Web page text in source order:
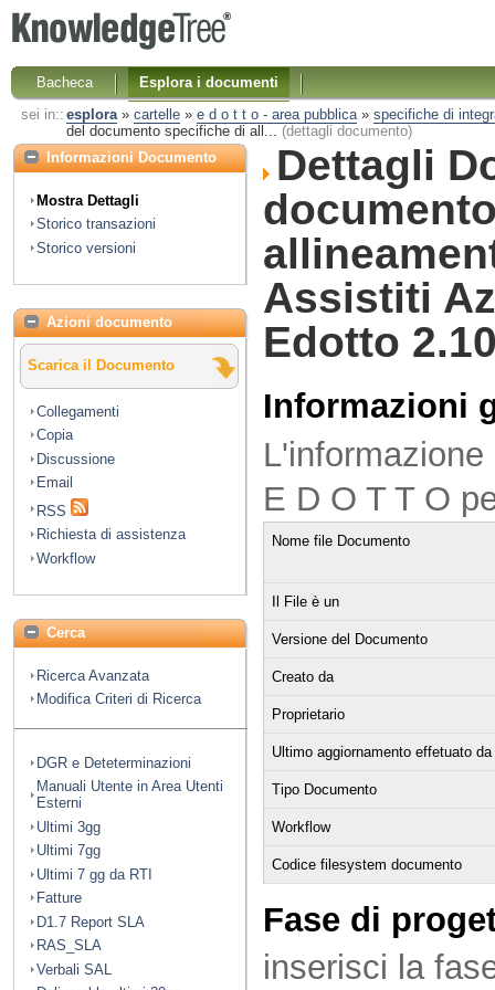
Bacheca
Esplora i documenti
sei in:: esplora» cartelle» e d o t t o - area pubblica» specifiche di
del documento specifiche di all... (dettagli documento)
Informazioni Documento
Mostra Dettagli
Storico transazioni
Storico versioni
Azioni documento
Scarica il Documento
Collegamenti
Copia
Discussione
Email
RSS
Richiesta di assistenza
Workflow
Cerca
Ricerca Avanzata
Modifica Criteri di Ricerca
DGR e Deteterminazioni
Manuali Utente in Area Utenti
Esterni
Ultimi 3gg
Ultimi 7gg
Ultimi 7 gg da RTI
Fatture
D1.7 Report SLA
RAS_SLA
Verbali SAL
Dettagli
Assistiti
Edotto
Informazioni
E D O T T O
Nome file Documento
Il File è un
Versione del Documento
Creato da
Proprietario
Ultimo aggiornamento effetuato da
Tipo Documento
Workflow
Codice filesystem documento
Fase di
inserisci la